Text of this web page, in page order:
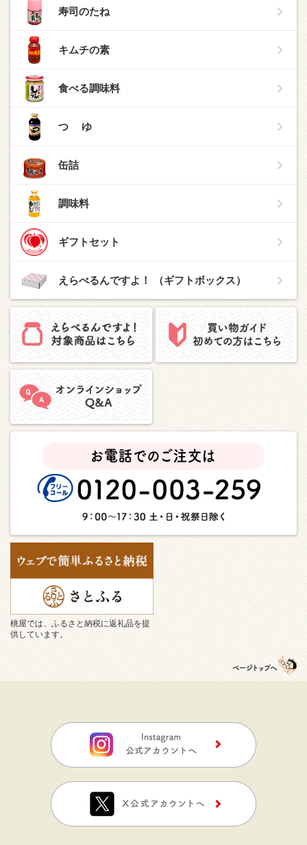
寿司のたね
キムチの素
食べる調味料
つ ゆ
缶詰
調味料
ギフトセット
えらべるんですよ！ （ギフトボックス）
桃屋では、ふるさと納税に返礼品を提
供しています。